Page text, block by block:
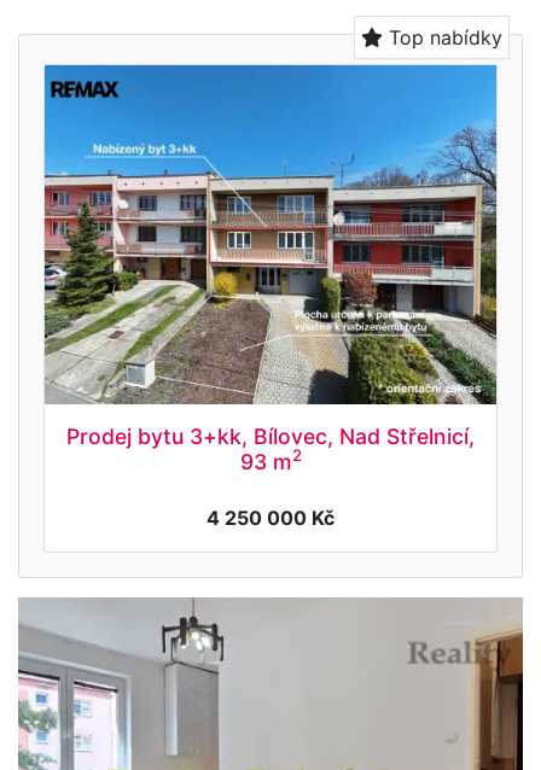
Top nabídky
Prodej bytu 3+kk, Bílovec, Nad Střelnicí,
93 m2
4 250 000 Kč